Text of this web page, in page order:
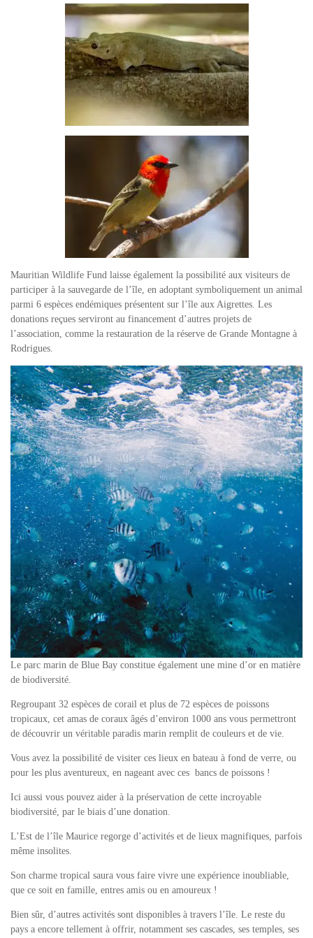
Mauritian Wildlife Fund laisse également la possibilité aux visiteurs de
participer à la sauvegarde de l’île, en adoptant symboliquement un animal
parmi 6 espèces endémiques présentent sur l’île aux Aigrettes. Les
donations reçues serviront au financement d’autres projets de
l’association, comme la restauration de la réserve de Grande Montagne à
Rodrigues.
Le parc marin de Blue Bay constitue également une mine d’or en matière
de biodiversité.
Regroupant 32 espèces de corail et plus de 72 espèces de poissons
tropicaux, cet amas de coraux âgés d’environ 1000 ans vous permettront
de découvrir un véritable paradis marin remplit de couleurs et de vie.
Vous avez la possibilité de visiter ces lieux en bateau à fond de verre, ou
pour les plus aventureux, en nageant avec ces bancs de poissons !
Ici aussi vous pouvez aider à la préservation de cette incroyable
biodiversité, par le biais d’une donation.
L’Est de l’île Maurice regorge d’activités et de lieux magnifiques, parfois
même insolites.
Son charme tropical saura vous faire vivre une expérience inoubliable,
que ce soit en famille, entres amis ou en amoureux !
Bien sûr, d’autres activités sont disponibles à travers l’île. Le reste du
pays a encore tellement à offrir, notamment ses cascades, ses temples, ses